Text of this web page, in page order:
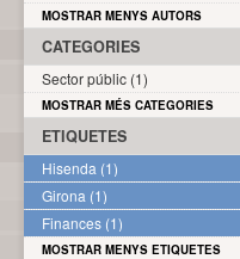
MOSTRAR MENYS AUTORS
CATEGORIES
Sector públic (1)
MOSTRAR MÉS CATEGORIES
ETIQUETES
Hisenda (1)
Girona (1)
Finances (1)
MOSTRAR MENYS ETIQUETES